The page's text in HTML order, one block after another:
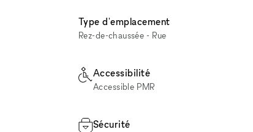
Type d'emplacement
Rez-de-chaussée - Rue
Accessibilité
Accessible PMR
Sécurité